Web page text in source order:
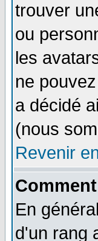
trouver
ou
les
ne
a décidé
(nous
Revenir
En
d'un rang